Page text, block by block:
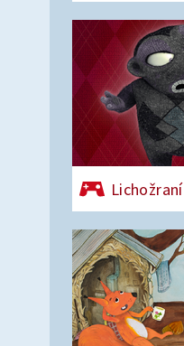
Lichožraní